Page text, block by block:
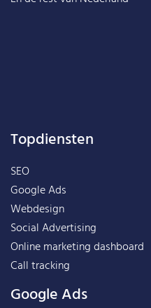
Topdiensten
SEO
Google Ads
Webdesign
Social Advertising
Online marketing dashboard
Call tracking
Google Ads